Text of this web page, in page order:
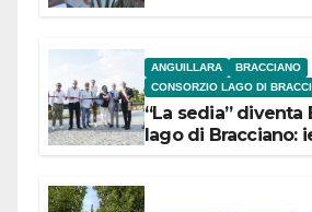
ANGUILLARA
BRACCIANO
CONSORZIO LAGO DI
“La sedia” diventa
lago di Bracciano: